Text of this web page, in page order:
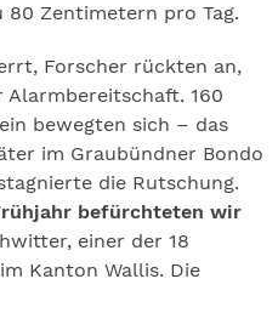
80 Zentimetern pro Tag.
Forscher rückten an,
160
bewegten sich – das
im Graubündner Bondo
die Rutschung.
befürchteten wir
einer der 18
Kanton Wallis. Die